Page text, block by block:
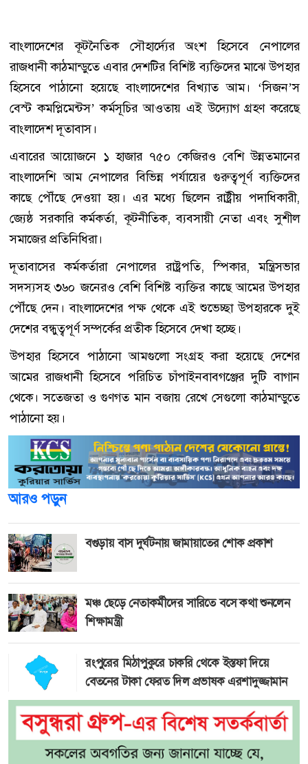
বাংলাদেশের কূটনৈতিক সৌহার্দ্যের অংশ হিসেবে নেপালের
রাজধানী কাঠমান্ডুতে এবার দেশটির বিশিষ্ট ব্যক্তিদের মাঝে উপহার
হিসেবে পাঠানো হয়েছে বাংলাদেশের বিখ্যাত আম। ‘সিজন’স
বেস্ট কমপ্লিমেন্টস’ কর্মসূচির আওতায় এই উদ্যোগ গ্রহণ করেছে
বাংলাদেশ দূতাবাস।
এবারের আয়োজনে ১ হাজার ৭৫০ কেজিরও বেশি উন্নতমানের
বাংলাদেশি আম নেপালের বিভিন্ন পর্যায়ের গুরুত্বপূর্ণ ব্যক্তিদের
কাছে পৌঁছে দেওয়া হয়। এর মধ্যে ছিলেন রাষ্ট্রীয় পদাধিকারী,
জ্যেষ্ঠ সরকারি কর্মকর্তা, কূটনীতিক, ব্যবসায়ী নেতা এবং সুশীল
সমাজের প্রতিনিধিরা।
দূতাবাসের কর্মকর্তারা নেপালের রাষ্ট্রপতি, স্পিকার, মন্ত্রিসভার
সদস্যসহ ৩৬০ জনেরও বেশি বিশিষ্ট ব্যক্তির কাছে আমের উপহার
পৌঁছে দেন। বাংলাদেশের পক্ষ থেকে এই শুভেচ্ছা উপহারকে দুই
দেশের বন্ধুত্বপূর্ণ সম্পর্কের প্রতীক হিসেবে দেখা হচ্ছে।
উপহার হিসেবে পাঠানো আমগুলো সংগ্রহ করা হয়েছে দেশের
আমের রাজধানী হিসেবে পরিচিত চাঁপাইনবাবগঞ্জের দুটি বাগান
থেকে। সতেজতা ও গুণগত মান বজায় রেখে সেগুলো কাঠমান্ডুতে
পাঠানো হয়।
আরও পড়ুন
বগুড়ায় বাস দুর্ঘটনায় জামায়াতের শোক প্রকাশ
মঞ্চ ছেড়ে নেতাকর্মীদের সারিতে বসে কথা শুনলেন
শিক্ষামন্ত্রী
রংপুরের মিঠাপুকুরে চাকরি থেকে ইস্তফা দিয়ে
বেতনের টাকা ফেরত দিল প্রভাষক এরশাদুজ্জামান